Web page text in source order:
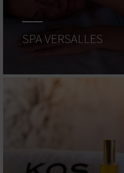
SPA VERSALLES